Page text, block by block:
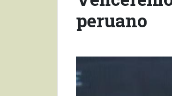
peruano